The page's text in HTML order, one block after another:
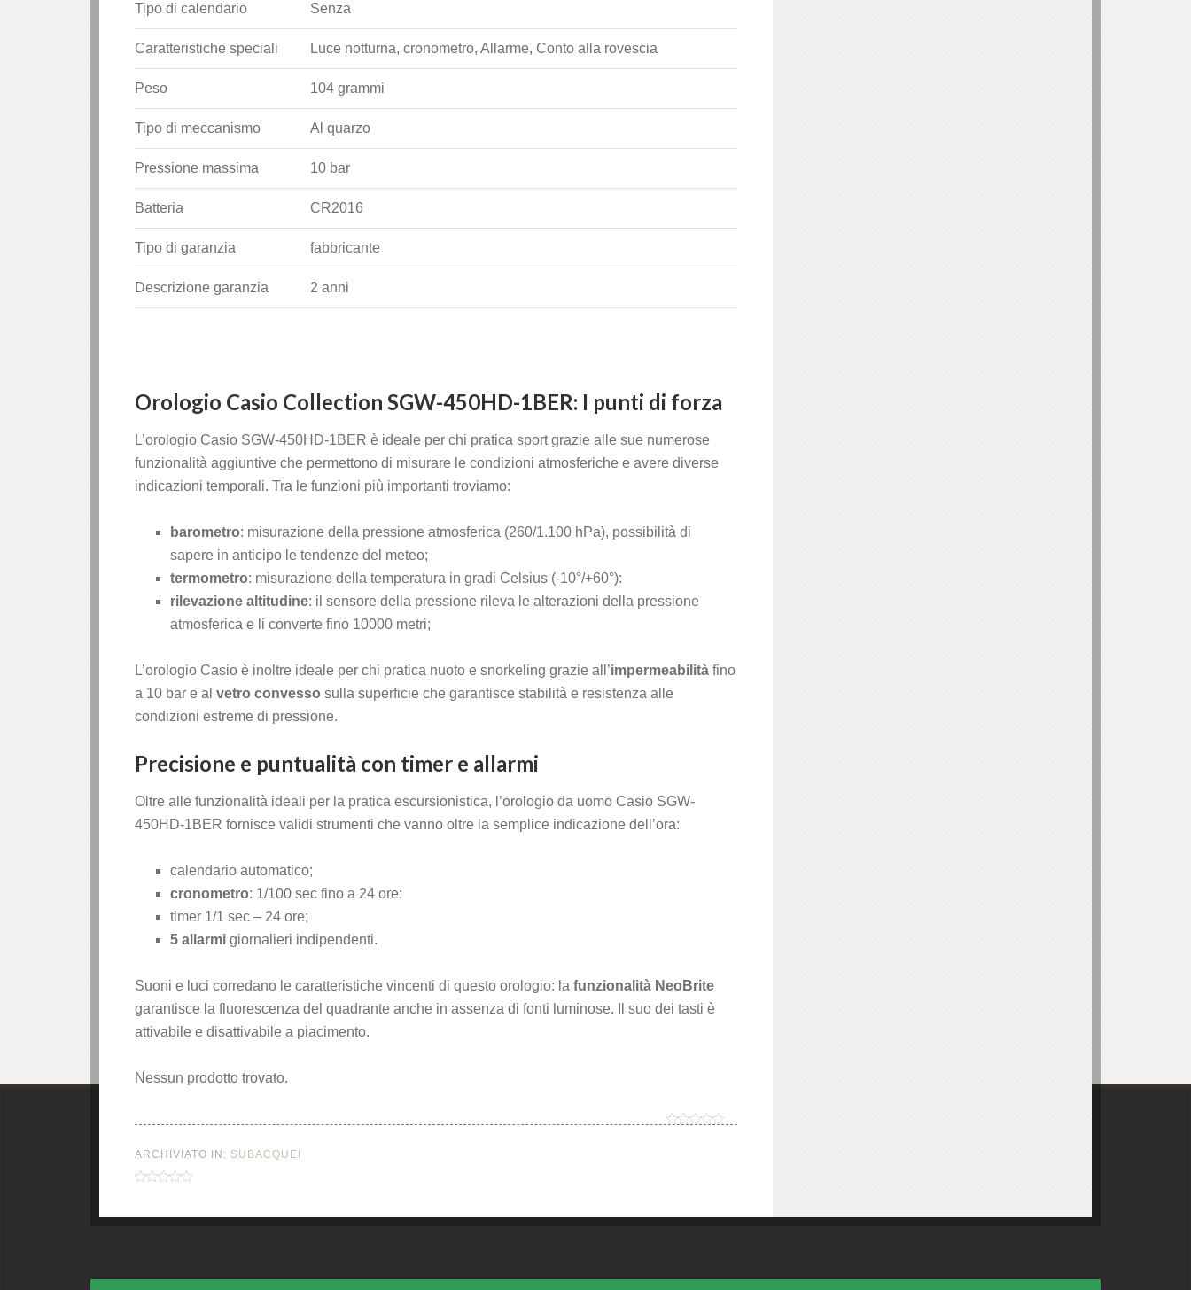
Tipo di calendario Senza
Caratteristiche speciali Luce notturna, cronometro, Allarme, Conto alla rovescia
Peso 104 grammi
Tipo di meccanismo Al quarzo
Pressione massima 10 bar
Batteria CR2016
Tipo di garanzia fabbricante
Descrizione garanzia 2 anni
Orologio Casio Collection SGW-450HD-1BER: I punti di forza
L’orologio Casio SGW-450HD-1BER è ideale per chi pratica sport grazie alle sue numerose
funzionalità aggiuntive che permettono di misurare le condizioni atmosferiche e avere diverse
indicazioni temporali. Tra le funzioni più importanti troviamo:
barometro: misurazione della pressione atmosferica (260/1.100 hPa), possibilità di
sapere in anticipo le tendenze del meteo;
termometro: misurazione della temperatura in gradi Celsius (-10°/+60°):
rilevazione altitudine: il sensore della pressione rileva le alterazioni della pressione
atmosferica e li converte fino 10000 metri;
L’orologio Casio è inoltre ideale per chi pratica nuoto e snorkeling grazie all’impermeabilità fino
a 10 bar e al vetro convesso sulla superficie che garantisce stabilità e resistenza alle
condizioni estreme di pressione.
Precisione e puntualità con timer e allarmi
Oltre alle funzionalità ideali per la pratica escursionistica, l’orologio da uomo Casio SGW-
450HD-1BER fornisce validi strumenti che vanno oltre la semplice indicazione dell’ora:
calendario automatico;
cronometro: 1/100 sec fino a 24 ore;
timer 1/1 sec – 24 ore;
5 allarmi giornalieri indipendenti.
Suoni e luci corredano le caratteristiche vincenti di questo orologio: la funzionalità NeoBrite
garantisce la fluorescenza del quadrante anche in assenza di fonti luminose. Il suo dei tasti è
attivabile e disattivabile a piacimento.
Nessun prodotto trovato.
ARCHIVIATO IN: SUBACQUEI